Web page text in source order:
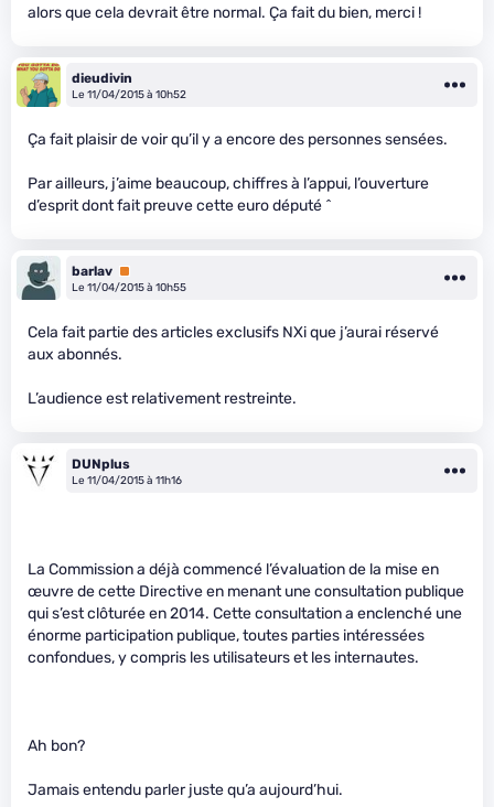
alors que cela devrait être normal. Ça fait du bien, merci !
dieudivin
Le 11/04/2015 à 10h52
Ça fait plaisir de voir qu’il y a encore des personnes sensées.
Par ailleurs, j’aime beaucoup, chiffres à l’appui, l’ouverture
d’esprit dont fait preuve cette euro député ^
barlav Premium
Le 11/04/2015 à 10h55
Cela fait partie des articles exclusifs NXi que j’aurai réservé
aux abonnés.
L’audience est relativement restreinte.
DUNplus
Le 11/04/2015 à 11h16
La Commission a déjà commencé l’évaluation de la mise en
œuvre de cette Directive en menant une consultation publique
qui s’est clôturée en 2014. Cette consultation a enclenché une
énorme participation publique, toutes parties intéressées
confondues, y compris les utilisateurs et les internautes.
Ah bon?
Jamais entendu parler juste qu’a aujourd’hui.